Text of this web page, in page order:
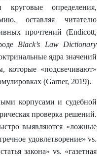
круговые определения,
оставляя читателю
прочтений (Endicott,
Black’s Law Dictionary
ядра значений
которые «подсвечивают»
(Garner, 2019).
корпусами и судебной
проверка решений.
выявляются «ложные
удовлетворение» vs.
закона» vs. «газетная